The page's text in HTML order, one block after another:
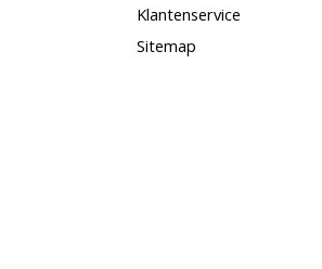
Klantenservice
Sitemap